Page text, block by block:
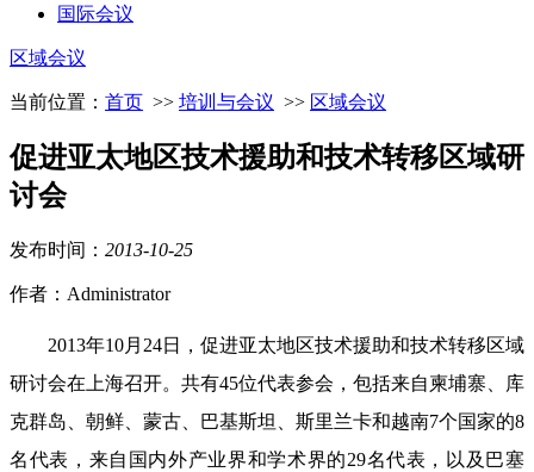
国际会议
区域会议
当前位置： 首页 >> 培训与会议 >> 区域会议
促进亚太地区技术援助和技术转移区域研
讨会
发布时间： 2013-10-25
作者：Administrator
2013年10月24日，促进亚太地区技术援助和技术转移区域
研讨会在上海召开。共有45位代表参会，包括来自柬埔寨、库
克群岛、朝鲜、蒙古、巴基斯坦、斯里兰卡和越南7个国家的8
名代表，来自国内外产业界和学术界的29名代表，以及巴塞